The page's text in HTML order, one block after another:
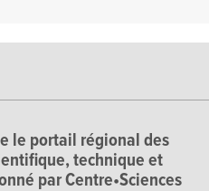
le portail régional des
technique et
par Centre•Sciences